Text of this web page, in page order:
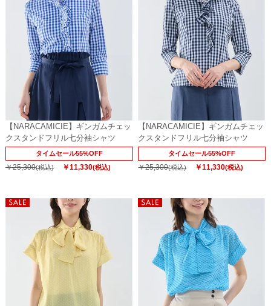
【NARACAMICIE】ギンガムチェッ
クスタンドフリル七分袖シャツ
タイムセール55%OFF
￥25,300(税込) ￥11,330(税込)
【NARACAMICIE】ギンガムチェッ
クスタンドフリル七分袖シャツ
タイムセール55%OFF
￥25,300(税込) ￥11,330(税込)